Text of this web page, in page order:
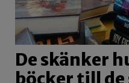
De skänker